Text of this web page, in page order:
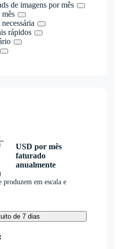
de imagens por mês
rápidos
USD por mês
faturado
anualmente
produzem em escala e
de 7 dias